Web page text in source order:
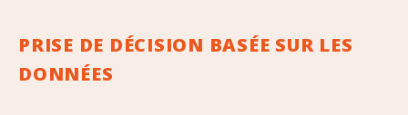
PRISE DE DÉCISION BASÉE SUR LES
DONNÉES